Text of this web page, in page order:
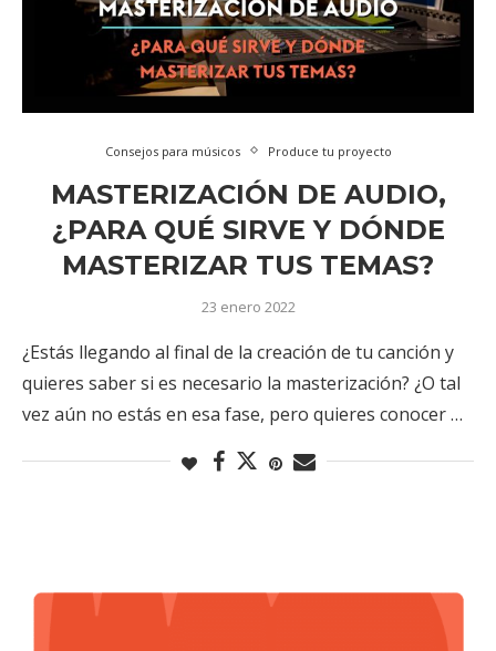
Consejos para músicos Produce tu proyecto
MASTERIZACIÓN DE AUDIO,
¿PARA QUÉ SIRVE Y DÓNDE
MASTERIZAR TUS TEMAS?
23 enero 2022
¿Estás llegando al final de la creación de tu canción y
quieres saber si es necesario la masterización? ¿O tal
vez aún no estás en esa fase, pero quieres conocer …